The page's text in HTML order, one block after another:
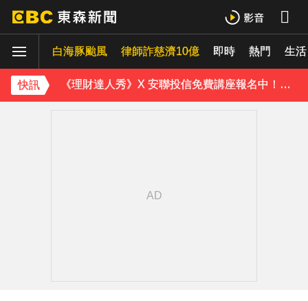
白海豚颱風 律師詐慈濟10億 即時 熱門 生活
快訊
新／白海豚「強風豪雨」！桃園復興區停班停課
白海豚強襲！北市暴雨+10級陣風 咕嚕大軍湧蔣萬安臉書
《理財達人秀》X 安聯投信免費講座報名中！搶先卡位 2027